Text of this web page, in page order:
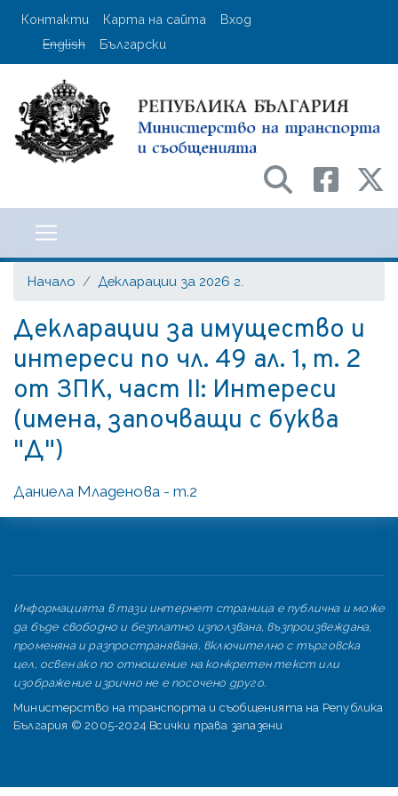
Премини
User account menu
Контакти Карта на сайта
Вход
English
Български
на транспорта
Начало Декларации за 2026 г.
Декларации за имущество и
интереси по чл. 49 ал. 1, т. 2
от ЗПК, част II: Интереси
(имена, започващи с буква
"Д")
Даниела Младенова - т.2
Информацията в тази интернет страница е публична и може
да бъде свободно и безплатно използвана, възпроизвеждана,
променяна и разпространявана, включително с търговска
цел, освен ако по отношение на конкретен текст или
изображение изрично не е посочено друго.
Министерство на транспорта и съобщенията на Република
България © 2005-2024 Всички права запазени